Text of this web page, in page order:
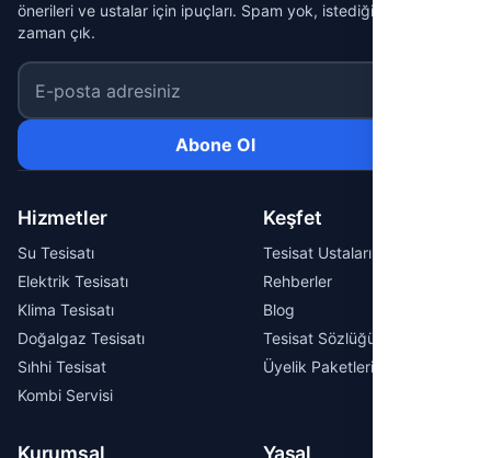
önerileri ve ustalar için ipuçları. Spam yok, istediğin
zaman çık.
E-posta adresiniz
Abone Ol
Hizmetler
Su Tesisatı
Elektrik Tesisatı
Klima Tesisatı
Doğalgaz Tesisatı
Sıhhi Tesisat
Kombi Servisi
Keşfet
Tesisat Ustaları
Rehberler
Blog
Tesisat Sözlüğü
Üyelik Paketleri
Kurumsal Yasal